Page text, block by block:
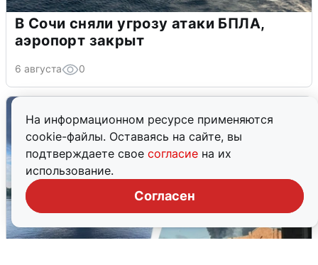
На информационном ресурсе применяются
cookie-файлы. Оставаясь на сайте, вы
подтверждаете свое согласие на их
использование.
Согласен
В Сочи сняли угрозу атаки БПЛА,
аэропорт закрыт
6 августа 0